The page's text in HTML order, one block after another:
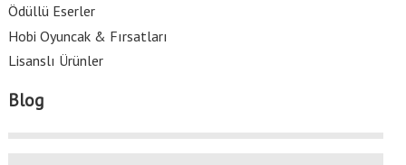
Ödüllü Eserler
Hobi Oyuncak & Fırsatları
Lisanslı Ürünler
Blog